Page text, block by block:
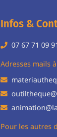
Infos &
07 67 71 09 91
Adresses mails
Pour les autres